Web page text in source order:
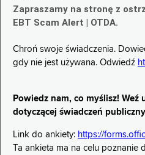
Zapraszamy na stronę z
EBT Scam Alert | OTDA.
Chroń swoje świadczenia.
gdy nie jest używana. Odwiedź
Powiedz nam, co myślisz! Weź
dotyczącej świadczeń
Link do ankiety: https://
Ta ankieta ma na celu